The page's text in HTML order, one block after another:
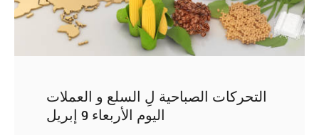
التحركات الصباحية لِ السلع و العملات